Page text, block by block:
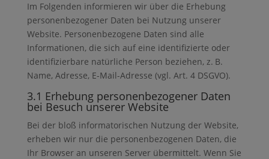
Im Folgenden informieren wir über die Erhebung
personenbezogener Daten bei Nutzung unserer
Website. Personenbezogene Daten sind alle
Informationen, die sich auf eine identifizierte oder
identifizierbare natürliche Person beziehen, z. B.
Name, Adresse, E-Mail-Adresse (vgl. Art. 4 DSGVO).
3.1 Erhebung personenbezogener Daten
bei Besuch unserer Website
Bei der bloß informatorischen Nutzung der Website,
erheben wir nur die personenbezogenen Daten, die
Ihr Browser an unseren Server übermittelt. Wenn Sie